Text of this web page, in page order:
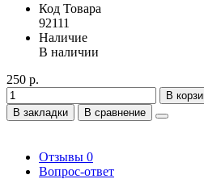
Код Товара
92111
Наличие
В наличии
250 р.
В
В закладки
В сравнение
Отзывы 0
Вопрос-ответ